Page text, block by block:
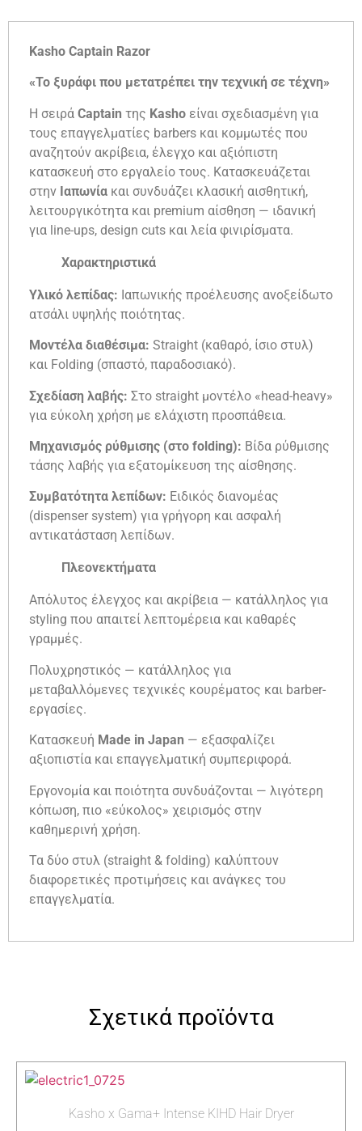
Kasho Captain Razor
«Το ξυράφι που μετατρέπει την τεχνική σε τέχνη»
Η σειρά Captain της Kasho είναι σχεδιασμένη για
τους επαγγελματίες barbers και κομμωτές που
αναζητούν ακρίβεια, έλεγχο και αξιόπιστη
κατασκευή στο εργαλείο τους. Κατασκευάζεται
στην Ιαπωνία και συνδυάζει κλασική αισθητική,
λειτουργικότητα και premium αίσθηση — ιδανική
για line-ups, design cuts και λεία φινιρίσματα.
Χαρακτηριστικά
Υλικό λεπίδας: Ιαπωνικής προέλευσης ανοξείδωτο
ατσάλι υψηλής ποιότητας.
Μοντέλα διαθέσιμα: Straight (καθαρό, ίσιο στυλ)
και Folding (σπαστό, παραδοσιακό).
Σχεδίαση λαβής: Στο straight μοντέλο «head-heavy»
για εύκολη χρήση με ελάχιστη προσπάθεια.
Μηχανισμός ρύθμισης (στο folding): Βίδα ρύθμισης
τάσης λαβής για εξατομίκευση της αίσθησης.
Συμβατότητα λεπίδων: Ειδικός διανομέας
(dispenser system) για γρήγορη και ασφαλή
αντικατάσταση λεπίδων.
Πλεονεκτήματα
Απόλυτος έλεγχος και ακρίβεια — κατάλληλος για
styling που απαιτεί λεπτομέρεια και καθαρές
γραμμές.
Πολυχρηστικός — κατάλληλος για
μεταβαλλόμενες τεχνικές κουρέματος και barber-
εργασίες.
Κατασκευή Made in Japan — εξασφαλίζει
αξιοπιστία και επαγγελματική συμπεριφορά.
Εργονομία και ποιότητα συνδυάζονται — λιγότερη
κόπωση, πιο «εύκολος» χειρισμός στην
καθημερινή χρήση.
Τα δύο στυλ (straight & folding) καλύπτουν
διαφορετικές προτιμήσεις και ανάγκες του
επαγγελματία.
Σχετικά προϊόντα
Kasho x Gama+ Intense KIHD Hair Dryer